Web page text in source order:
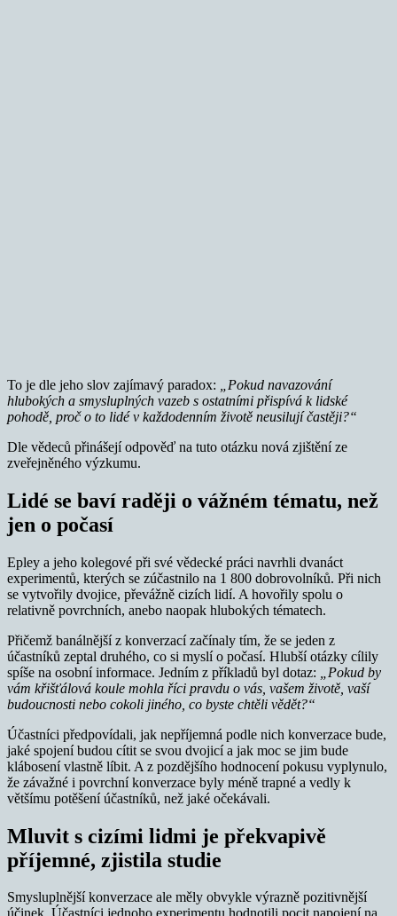
To je dle jeho slov zajímavý paradox:
„Pokud navazování
hlubokých a smysluplných vazeb s ostatními přispívá k lidské
pohodě, proč o to lidé v každodenním životě neusilují častěji?“
Dle vědeců přinášejí odpověď na tuto otázku nová zjištění ze
zveřejněného výzkumu.
Lidé se baví raději o vážném tématu, než
jen o počasí
Epley a jeho kolegové při své vědecké práci navrhli dvanáct
experimentů, kterých se zúčastnilo na 1 800 dobrovolníků. Při nich
se vytvořily dvojice, převážně cizích lidí. A hovořily spolu o
relativně povrchních, anebo naopak hlubokých tématech.
Přičemž banálnější z konverzací začínaly tím, že se jeden z
účastníků zeptal druhého, co si myslí o počasí. Hlubší otázky cílily
spíše na osobní informace. Jedním z příkladů byl dotaz:
„Pokud by
vám křišťálová koule mohla říci pravdu o vás, vašem životě, vaší
budoucnosti nebo cokoli jiného, co byste chtěli vědět?“
Účastníci předpovídali, jak nepříjemná podle nich konverzace bude,
jaké spojení budou cítit se svou dvojicí a jak moc se jim bude
klábosení vlastně líbit. A z pozdějšího hodnocení pokusu vyplynulo,
že závažné i povrchní konverzace byly méně trapné a vedly k
většímu potěšení účastníků, než jaké očekávali.
Mluvit s cizími lidmi je překvapivě
příjemné, zjistila studie
Smysluplnější konverzace ale měly obvykle výrazně pozitivnější